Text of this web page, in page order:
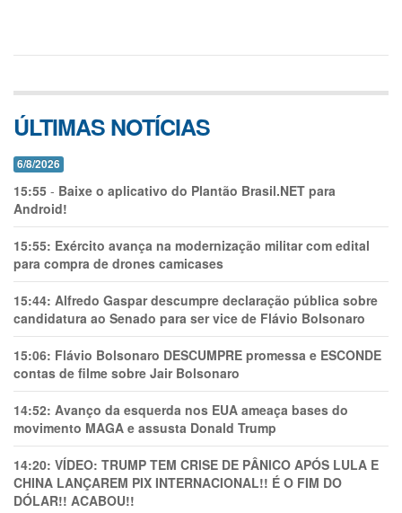
ÚLTIMAS NOTÍCIAS
6/8/2026
15:55 - Baixe o aplicativo do Plantão Brasil.NET para
Android!
15:55: Exército avança na modernização militar com edital
para compra de drones camicases
15:44: Alfredo Gaspar descumpre declaração pública sobre
candidatura ao Senado para ser vice de Flávio Bolsonaro
15:06: Flávio Bolsonaro DESCUMPRE promessa e ESCONDE
contas de filme sobre Jair Bolsonaro
14:52: Avanço da esquerda nos EUA ameaça bases do
movimento MAGA e assusta Donald Trump
14:20: VÍDEO: TRUMP TEM CRlSE DE PÂNlCO APÓS LULA E
CHINA LANÇAREM PIX INTERNACIONAL!! É O FIM DO
DÓLAR!! ACABOU!!